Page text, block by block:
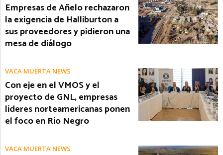
Empresas de Añelo rechazaron
la exigencia de Halliburton a
sus proveedores y pidieron una
mesa de diálogo
VACA MUERTA NEWS
Con eje en el VMOS y el
proyecto de GNL, empresas
líderes norteamericanas ponen
el foco en Río Negro
VACA MUERTA NEWS